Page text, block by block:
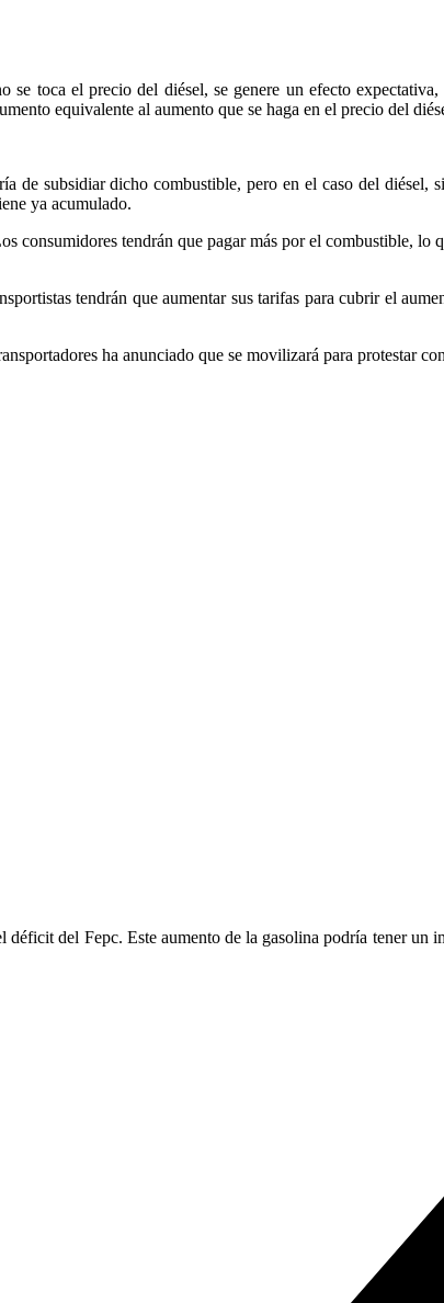
toca el precio del diésel, se genere un efecto
equivalente al aumento que se haga en el precio del
de subsidiar dicho combustible, pero en el caso del diésel,
ya acumulado.
consumidores tendrán que pagar más por el combustible,
tendrán que aumentar sus tarifas para cubrir el
ha anunciado que se movilizará para protestar
del Fepc. Este aumento de la gasolina podría tener